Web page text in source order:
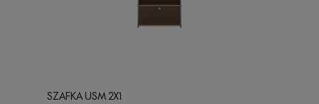
SZAFKA USM 2X1